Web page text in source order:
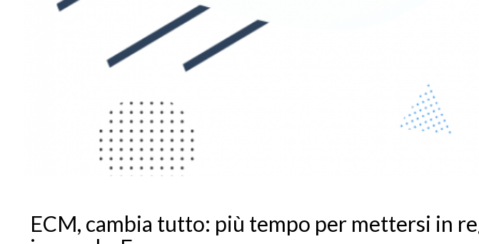
ECM, cambia tutto: più tempo per mettersi in